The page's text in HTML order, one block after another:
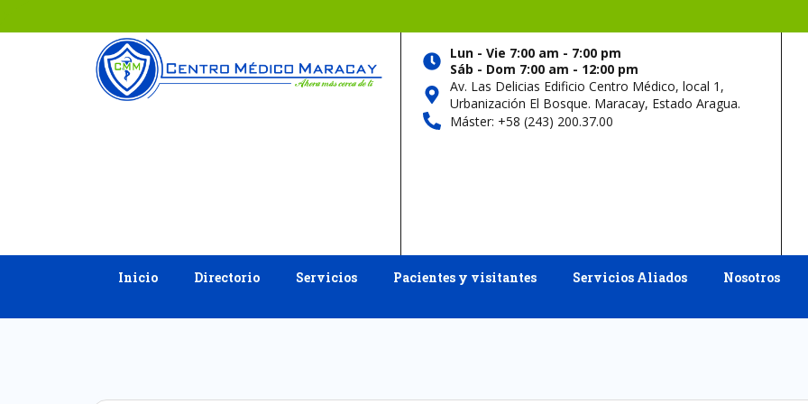
Lun - Vie 7:00 am - 7:00 pm
Sáb - Dom 7:00 am - 12:00 pm
Av. Las Delicias Edificio Centro Médico, local 1,
Urbanización El Bosque. Maracay, Estado Aragua.
Máster: +58 (243) 200.37.00
Inicio Directorio Servicios Pacientes y visitantes Servicios Aliados Nosotros